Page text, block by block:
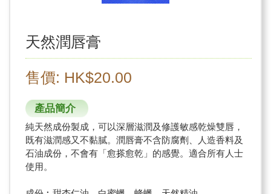
天然潤唇膏
售價: HK$20.00
產品簡介
純天然成份製成，可以深層滋潤及修護敏感乾燥雙唇，
既有滋潤感又不黏膩。潤唇膏不含防腐劑、人造香料及
石油成份，不會有「愈搽愈乾」的感覺。適合所有人士
使用。